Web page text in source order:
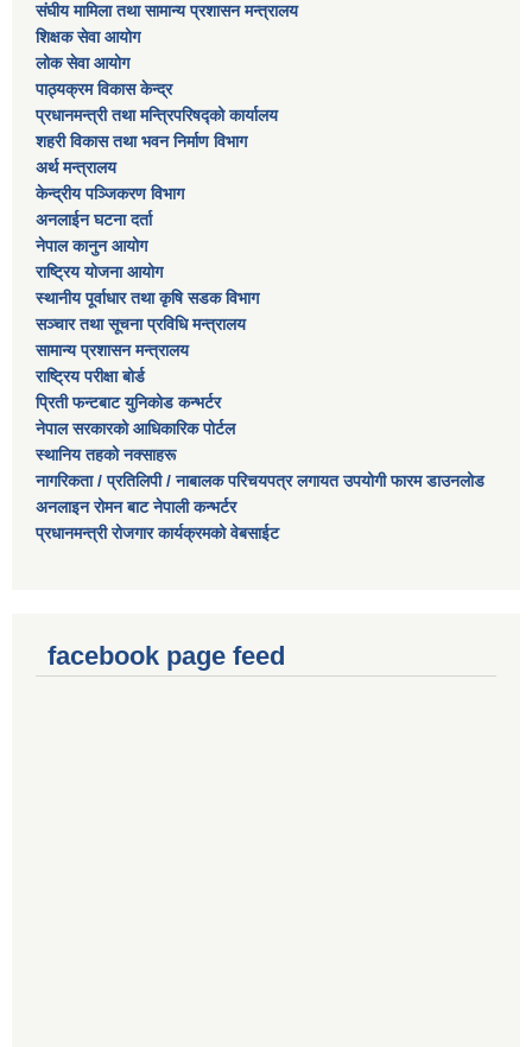
संघीय मामिला तथा सामान्य प्रशासन मन्त्रालय
शिक्षक सेवा आयोग
लोक सेवा आयोग
पाठ्यक्रम विकास केन्द्र
प्रधानमन्त्री तथा मन्त्रिपरिषद्को कार्यालय
शहरी विकास तथा भवन निर्माण विभाग
अर्थ मन्त्रालय
केन्द्रीय पञ्जिकरण विभाग
अनलाईन घटना दर्ता
नेपाल कानुन आयोग
राष्ट्रिय योजना आयोग
स्थानीय पूर्वाधार तथा कृषि सडक विभाग
सञ्‍चार तथा सूचना प्रविधि मन्त्रालय
सामान्य प्रशासन मन्त्रालय
राष्ट्रिय परीक्षा बोर्ड
प्रिती फन्टबाट युनिकोड कन्भर्टर
नेपाल सरकारको आधिकारिक पोर्टल
स्थानिय तहको नक्साहरू
नागरिकता / प्रतिलिपी / नाबालक परिचयपत्र लगायत उपयोगी फारम डाउनलोड
अनलाइन रोमन बाट नेपाली कन्भर्टर
प्रधानमन्त्री रोजगार कार्यक्रमको वेबसाईट
facebook page feed